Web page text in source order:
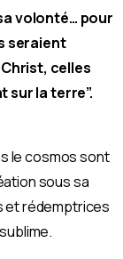
volonté… pour
seraient
celles
sur la terre”.
le cosmos sont
sous sa
et rédemptrices